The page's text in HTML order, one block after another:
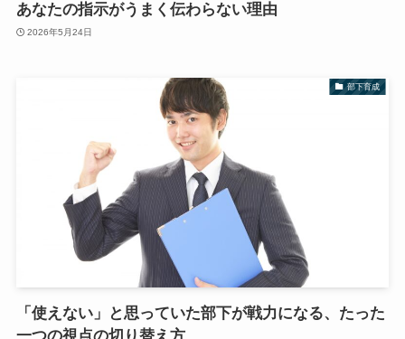
あなたの指示がうまく伝わらない理由
2026年5月24日
部下育成
「使えない」と思っていた部下が戦力になる、たった